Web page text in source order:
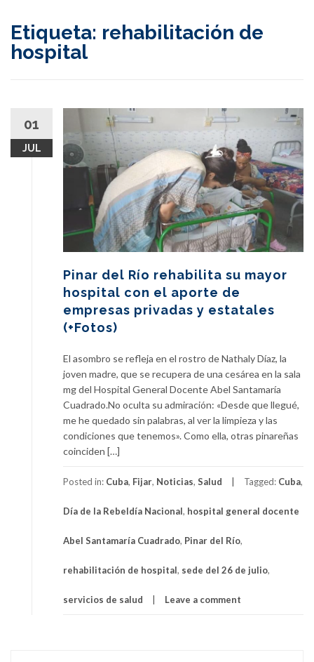
Etiqueta: rehabilitación de
hospital
01
JUL
Pinar del Río rehabilita su mayor
hospital con el aporte de
empresas privadas y estatales
(+Fotos)
El asombro se refleja en el rostro de Nathaly Díaz, la
joven madre, que se recupera de una cesárea en la sala
mg del Hospital General Docente Abel Santamaría
Cuadrado.No oculta su admiración: «Desde que llegué,
me he quedado sin palabras, al ver la limpieza y las
condiciones que tenemos». Como ella, otras pinareñas
coinciden […]
Posted in: Cuba, Fijar, Noticias, Salud Tagged: Cuba,
Día de la Rebeldía Nacional, hospital general docente
Abel Santamaría Cuadrado, Pinar del Río,
rehabilitación de hospital, sede del 26 de julio,
servicios de salud Leave a comment